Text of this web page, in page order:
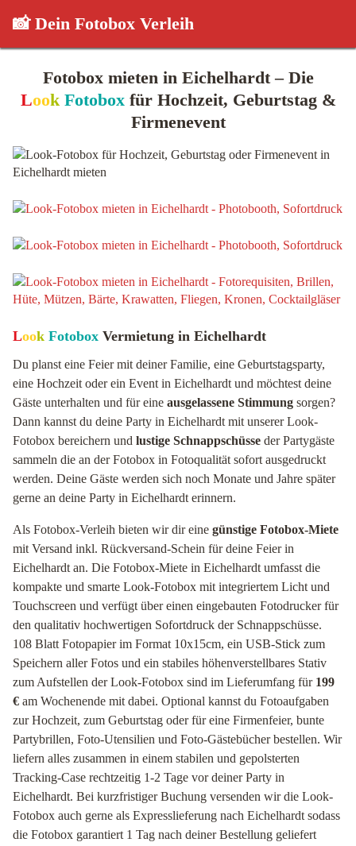
📸 Dein Fotobox Verleih
Fotobox mieten in Eichelhardt – Die
Look Fotoboxfür Hochzeit, Geburtstag &
Firmenevent
Look Fotobox Vermietung in Eichelhardt
Du planst eine Feier mit deiner Familie, eine Geburtstagsparty,
eine Hochzeit oder ein Event in Eichelhardt und möchtest deine
Gäste unterhalten und für eine ausgelassene Stimmung sorgen?
Dann kannst du deine Party in Eichelhardt mit unserer Look-
Fotobox bereichern und lustige Schnappschüsse der Partygäste
sammeln die an der Fotobox in Fotoqualität sofort ausgedruckt
werden. Deine Gäste werden sich noch Monate und Jahre später
gerne an deine Party in Eichelhardt erinnern.
Als Fotobox-Verleih bieten wir dir eine günstige Fotobox-Miete
mit Versand inkl. Rückversand-Schein für deine Feier in
Eichelhardt an. Die Fotobox-Miete in Eichelhardt umfasst die
kompakte und smarte Look-Fotobox mit integriertem Licht und
Touchscreen und verfügt über einen eingebauten Fotodrucker für
den qualitativ hochwertigen Sofortdruck der Schnappschüsse.
108 Blatt Fotopapier im Format 10x15cm, ein USB-Stick zum
Speichern aller Fotos und ein stabiles höhenverstellbares Stativ
zum Aufstellen der Look-Fotobox sind im Lieferumfang für 199
€ am Wochenende mit dabei. Optional kannst du Fotoaufgaben
zur Hochzeit, zum Geburtstag oder für eine Firmenfeier, bunte
Partybrillen, Foto-Utensilien und Foto-Gästebücher bestellen. Wir
liefern alles zusammen in einem stabilen und gepolsterten
Tracking-Case rechtzeitig 1-2 Tage vor deiner Party in
Eichelhardt. Bei kurzfristiger Buchung versenden wir die Look-
Fotobox auch gerne als Expresslieferung nach Eichelhardt sodass
die Fotobox garantiert 1 Tag nach deiner Bestellung geliefert